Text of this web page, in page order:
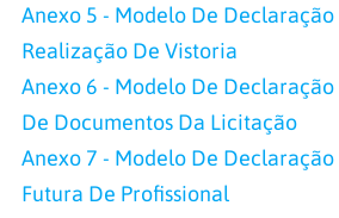
Anexo 5 - Modelo De Declaração
Realização De Vistoria
Anexo 6 - Modelo De
De Documentos Da Licitação
Anexo 7 - Modelo De
Futura De Profissional